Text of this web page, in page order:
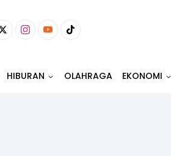
HIBURAN OLAHRAGA EKONOMI